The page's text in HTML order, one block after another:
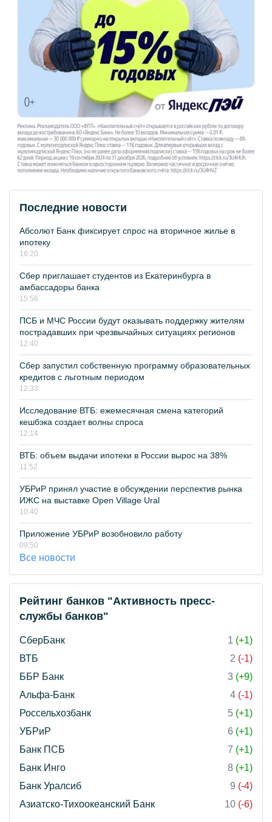
Последние новости
Абсолют Банк фиксирует спрос на вторичное жилье в
ипотеку
16:20
Сбер приглашает студентов из Екатеринбурга в
амбассадоры банка
15:56
ПСБ и МЧС России будут оказывать поддержку жителям
пострадавших при чрезвычайных ситуациях регионов
12:40
Сбер запустил собственную программу образовательных
кредитов с льготным периодом
12:33
Исследование ВТБ: ежемесячная смена категорий
кешбэка создает волны спроса
12:14
ВТБ: объем выдачи ипотеки в России вырос на 38%
11:52
УБРиР принял участие в обсуждении перспектив рынка
ИЖС на выставке Open Village Ural
10:40
Приложение УБРиР возобновило работу
09:50
Все новости
Рейтинг банков "Активность пресс-
службы банков"
СберБанк 1 (+1)
ВТБ
2 (-1)
ББР Банк
3 (+9)
Альфа-Банк
4 (-1)
Россельхозбанк
5 (+1)
УБРиР
6 (+1)
Банк ПСБ
7 (+1)
Банк Инго
8 (+1)
Банк Уралсиб
9 (-4)
Азиатско-Тихоокеанский Банк
10 (-6)